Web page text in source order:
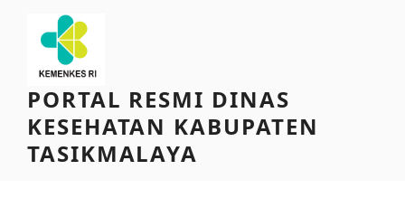
content
PORTAL RESMI DINAS
KESEHATAN KABUPATEN
TASIKMALAYA